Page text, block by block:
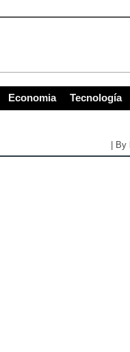
Economia Tecnología
| By